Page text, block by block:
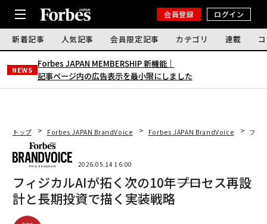
会員登録 ログイン
新着記事 人気記事 会員限定記事 カテゴリ 連載
NEWS
Forbes JAPAN MEMBERSHIP 新機能｜
記事ページ内の広告表示を最小限にしました
トップ Forbes JAPAN BrandVoice Forbes JAPAN BrandVoice フィ
2026.05.14 16:00
フィジカルAIが拓く次の10年――プロセス再設
計と長期投資で描く実装戦略